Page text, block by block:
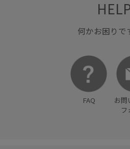
何かお困りで
FAQ
お問
フ